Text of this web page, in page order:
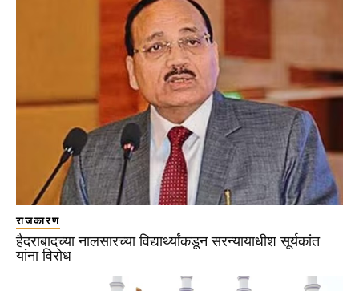
राजकारण
हैदराबादच्या नालसारच्या विद्यार्थ्यांकडून सरन्यायाधीश सूर्यकांत
यांना विरोध